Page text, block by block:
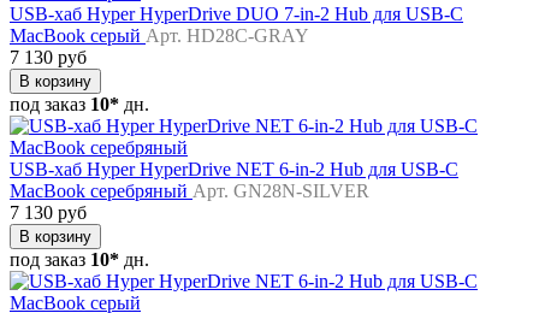
USB-хаб Hyper HyperDrive DUO 7-in-2 Hub для USB-C
MacBook серый Арт. HD28C-GRAY
7 130 руб
В корзину
под заказ 10* дн.
USB-хаб Hyper HyperDrive NET 6-in-2 Hub для USB-C
MacBook серебряный Арт. GN28N-SILVER
7 130 руб
В корзину
под заказ 10* дн.